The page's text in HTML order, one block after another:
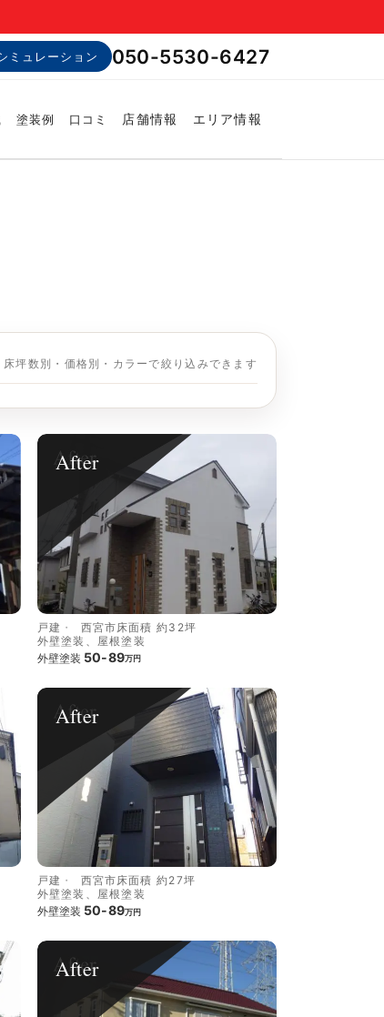
ミュレーション 050-5530-6427
塗装例 口コミ 店舗情報 エリア情報
床坪数別・価格別・カラーで絞り込みできます
After
戸建 西宮市床面積 約32坪
外壁塗装、屋根塗装
外壁塗装 50-89万円
After
戸建 西宮市床面積 約27坪
外壁塗装、屋根塗装
外壁塗装 50-89万円
After